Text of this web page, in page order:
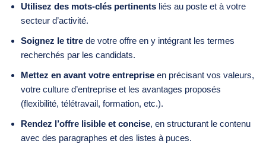
Utilisez des mots-clés pertinents liés au poste et à votre
secteur d’activité.
Soignez le titre de votre offre en y intégrant les termes
recherchés par les candidats.
Mettez en avant votre entreprise en précisant vos valeurs,
votre culture d’entreprise et les avantages proposés
(flexibilité, télétravail, formation, etc.).
Rendez l’offre lisible et concise, en structurant le contenu
avec des paragraphes et des listes à puces.